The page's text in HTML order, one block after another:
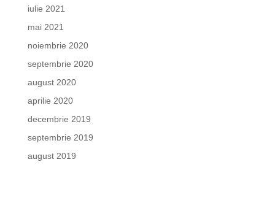
iulie 2021
mai 2021
noiembrie 2020
septembrie 2020
august 2020
aprilie 2020
decembrie 2019
septembrie 2019
august 2019